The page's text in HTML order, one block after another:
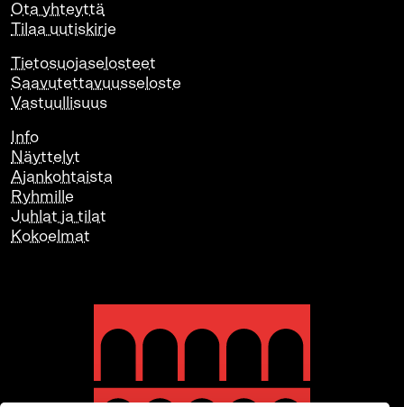
Ota yhteyttä
Tilaa uutiskirje
Tietosuojaselosteet
Saavutettavuusseloste
Vastuullisuus
Info
Näyttelyt
Ajankohtaista
Ryhmille
Juhlat ja tilat
Kokoelmat